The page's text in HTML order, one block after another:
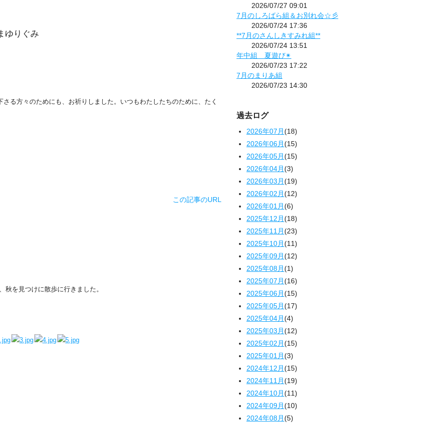
ゆりぐみ
る方々のためにも、お祈りしました。 いつもわたしたちのために、たく
この記事のURL
秋を見つけに散歩に行きました。
2026/07/27 09:01
7月のしろばら組＆お別れ会☆彡
2026/07/24 17:36
**7月のさんしきすみれ組**
2026/07/24 13:51
年中組 夏遊び✴
2026/07/23 17:22
7月のまりあ組
2026/07/23 14:30
過去ログ
2026年07月(18)
2026年06月(15)
2026年05月(15)
2026年04月(3)
2026年03月(19)
2026年02月(12)
2026年01月(6)
2025年12月(18)
2025年11月(23)
2025年10月(11)
2025年09月(12)
2025年08月(1)
2025年07月(16)
2025年06月(15)
2025年05月(17)
2025年04月(4)
2025年03月(12)
2025年02月(15)
2025年01月(3)
2024年12月(15)
2024年11月(19)
2024年10月(11)
2024年09月(10)
2024年08月(5)